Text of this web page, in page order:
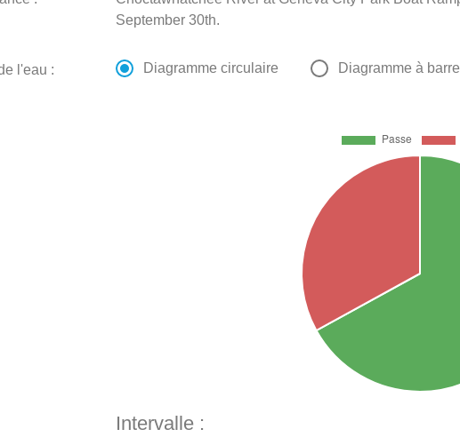
September 30th.
l'eau : Diagramme circulaire Diagramme à
Intervalle :